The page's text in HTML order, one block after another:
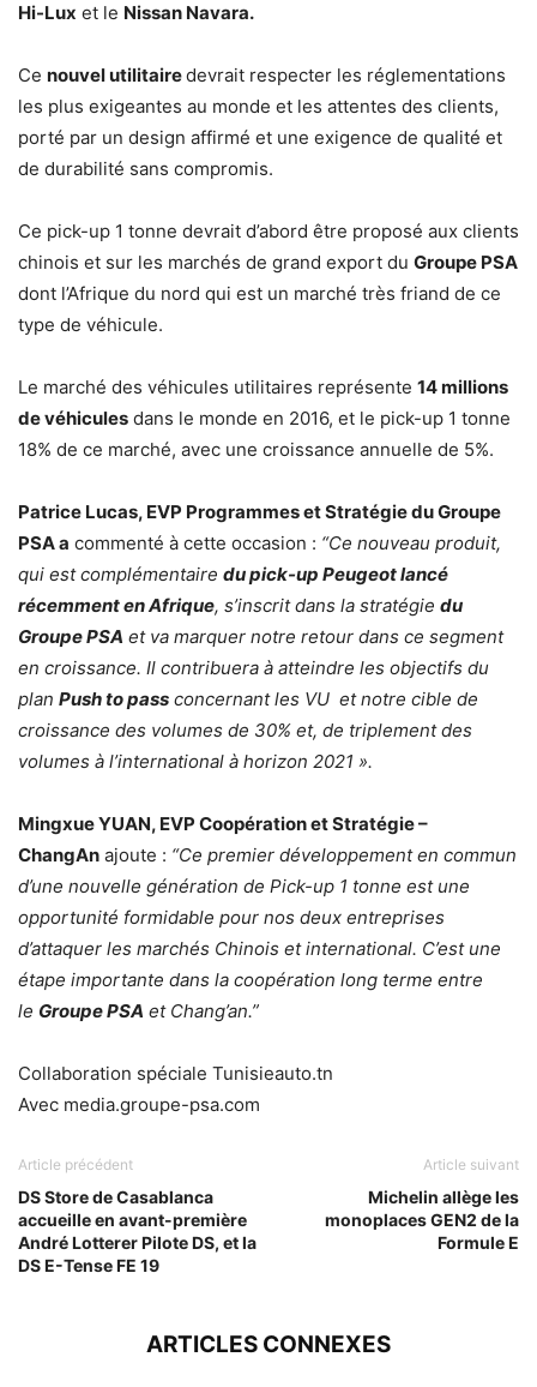
Hi-Lux et le Nissan Navara.
Ce nouvel utilitairedevrait respecter les réglementations
les plus exigeantes au monde et les attentes des clients,
porté par un design affirmé et une exigence de qualité et
de durabilité sans compromis.
Ce pick-up 1 tonne devrait d’abord être proposé aux clients
chinois et sur les marchés de grand export du Groupe PSA
dont l’Afrique du nord qui est un marché très friand de ce
type de véhicule.
Le marché des véhicules utilitaires représente 14 millions
de véhicules dans le monde en 2016, et le pick-up 1 tonne
18% de ce marché, avec une croissance annuelle de 5%.
Patrice Lucas, EVP Programmes et Stratégie du Groupe
PSA a commenté à cette occasion : “Ce nouveau produit,
qui est complémentaire du pick-up Peugeot lancé
récemment en Afrique, s’inscrit dans la stratégie du
Groupe PSA et va marquer notre retour dans ce segment
en croissance. Il contribuera à atteindre les objectifs du
plan Push to pass concernant les VU et notre cible de
croissance des volumes de 30% et, de triplement des
volumes à l’international à horizon 2021 ».
Mingxue YUAN, EVP Coopération et Stratégie –
ChangAn ajoute : “Ce premier développement en commun
d’une nouvelle génération de Pick-up 1 tonne est une
opportunité formidable pour nos deux entreprises
d’attaquer les marchés Chinois et international. C’est une
étape importante dans la coopération long terme entre
le Groupe PSA et Chang’an.”
Collaboration spéciale Tunisieauto.tn
Avec media.groupe-psa.com
Article précédent
DS Store de Casablanca
accueille en avant-première
André Lotterer Pilote DS, et la
DS E-Tense FE 19
Article suivant
Michelin allège les
monoplaces GEN2 de la
Formule E
ARTICLES CONNEXES